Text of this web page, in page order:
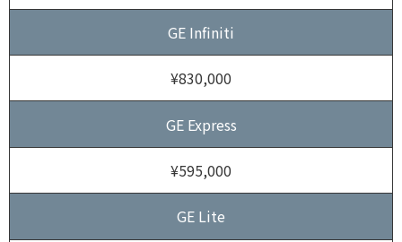
GE Infiniti
¥830,000
GE Express
¥595,000
GE Lite